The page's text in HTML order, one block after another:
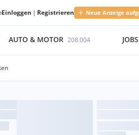
Einloggen | Registrieren Neue Anzeige
AUTO & MOTOR 208.004 JOBS